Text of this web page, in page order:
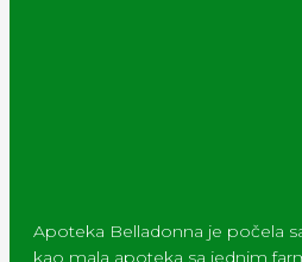
Apoteka Belladonna je počela